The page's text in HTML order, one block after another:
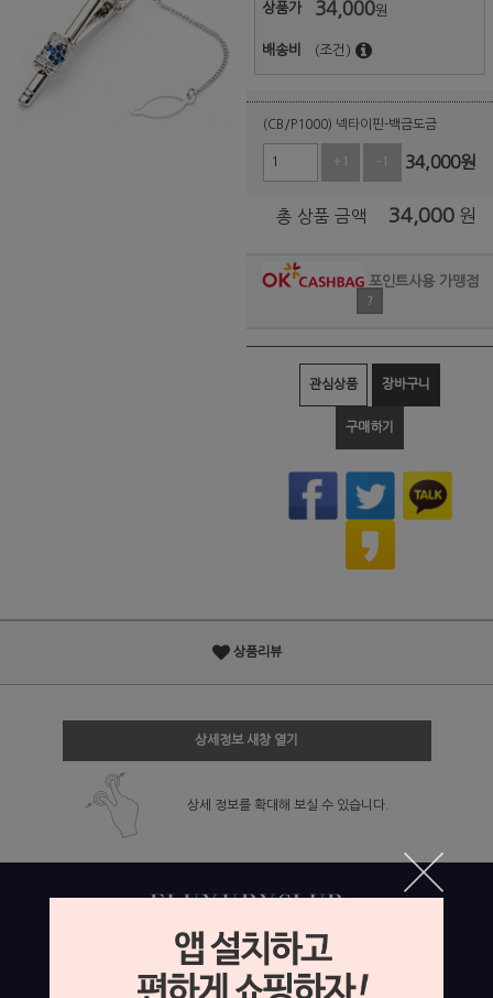
상품가 34,000원
배송비 (조건)
(CB/P1000) 넥타이핀-백금도금
+1 -1 34,000원
총 상품 금액 34,000 원
포인트사용 가맹점
?
관심상품 장바구니
구매하기
상품리뷰
상세정보 새창 열기
상세 정보를 확대해 보실 수 있습니다.